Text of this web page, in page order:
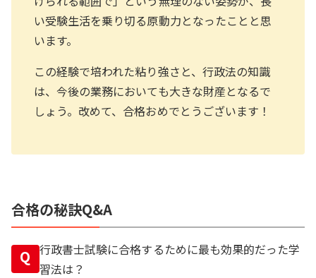
い受験生活を乗り切る原動力となったことと思
います。
この経験で培われた粘り強さと、行政法の知識
は、今後の業務においても大きな財産となるで
しょう。改めて、合格おめでとうございます！
合格の秘訣Q&A
Q 行政書士試験に合格するために最も効果的だった学
習法は？